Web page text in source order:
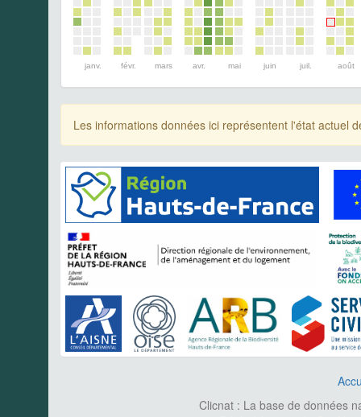
janv. févr. mars avr. mai juin juil. août
Les informations données ici représentent l'état actuel
Clicnat : La base de données